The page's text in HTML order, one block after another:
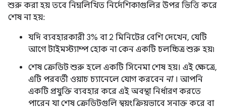
শুরু করা হয় তবে নিম্নলিখিত নির্দেশিকাগুলির উপর ভিত্তি করে
শেষ না হয়:
যদি ব্যবহারকারী 3% বা 2 মিনিটের বেশি দেখেন, যেটি
আগে টাইমস্ট্যাম্প হোক না কেন একটি চলচ্চিত্র শুরু হয়৷
শেষ ক্রেডিট শুরু হলে একটি সিনেমা শেষ হয়। এই ক্ষেত্রে,
এটি পরবর্তী ওয়াচ চ্যানেলে যোগ করবেন না। আপনি
একটি প্রযুক্তি ব্যবহার করে এই অবস্থা নির্ধারণ করতে
পারেন যা শেষ ক্রেডিটগুলি স্বয়ংক্রিয়ভাবে সনাক্ত করে বা